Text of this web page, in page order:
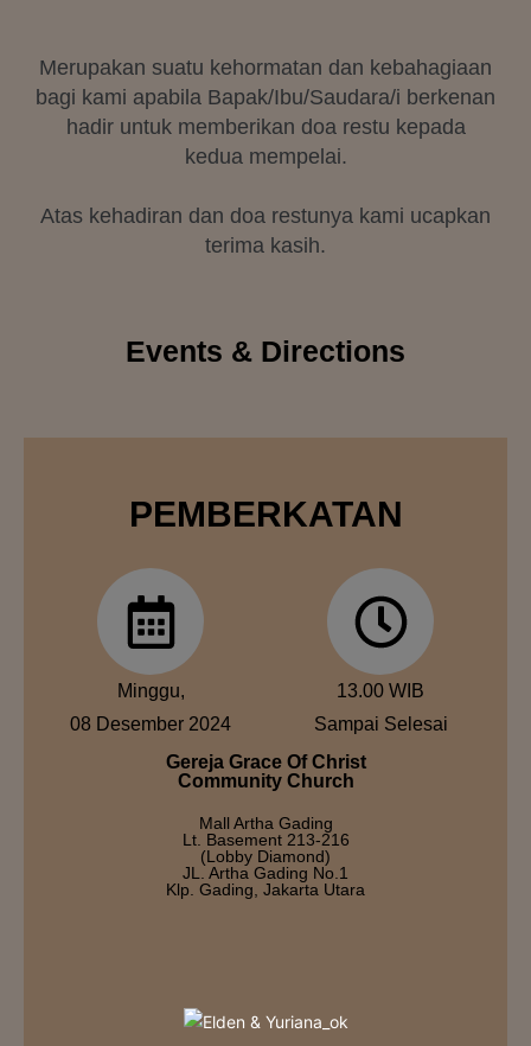
Merupakan suatu kehormatan dan kebahagiaan
bagi kami apabila Bapak/Ibu/Saudara/i berkenan
hadir untuk memberikan doa restu kepada
kedua mempelai.
Atas kehadiran dan doa restunya kami ucapkan
terima kasih.
Events & Directions
PEMBERKATAN
Minggu,
08 Desember 2024
13.00 WIB
Sampai Selesai
Gereja Grace Of Christ
Community Church
Mall Artha Gading
Lt. Basement 213-216
(Lobby Diamond)
JL. Artha Gading No.1
Klp. Gading, Jakarta Utara